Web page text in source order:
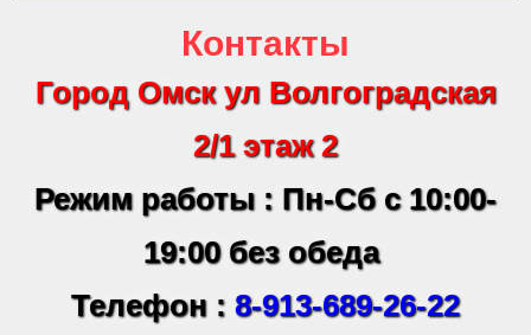
Контакты
Город Омск ул Волгоградская
2/1 этаж 2
Режим работы : Пн-Сб с 10:00-
19:00 без обеда
Телефон : 8-913-689-26-22